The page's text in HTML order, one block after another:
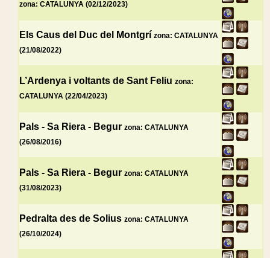
zona: CATALUNYA (02/12/2023)
Els Caus del Duc del Montgrí zona: CATALUNYA
(21/08/2022)
L’Ardenya i voltants de Sant Feliu zona:
CATALUNYA (22/04/2023)
Pals - Sa Riera - Begur zona: CATALUNYA
(26/08/2016)
Pals - Sa Riera - Begur zona: CATALUNYA
(31/08/2023)
Pedralta des de Solius zona: CATALUNYA
(26/10/2024)